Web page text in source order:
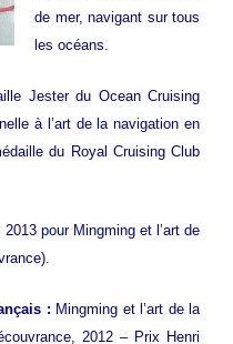
de mer, navigant sur tous
les océans.
Jester du Ocean Cruising
à l’art de la navigation en
du Royal Cruising Club
pour Mingming et l’art de
: Mingming et l’art de la
2012 – Prix Henri